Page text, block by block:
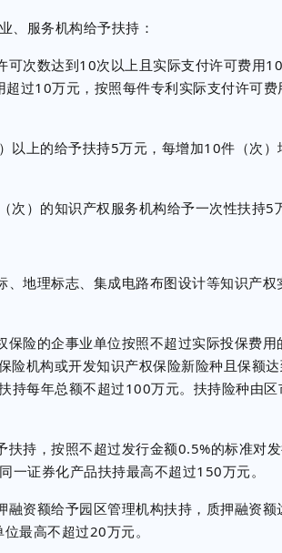
服务机构给予扶持：
可次数达到10次以上且实际支付许可费用
过10万元，按照每件专利实际支付许可费
以上的给予扶持5万元，每增加10件（次
）的知识产权服务机构给予一次性扶持5
、地理标志、集成电路布图设计等知识产权
险的企事业单位按照不超过实际投保费用
险机构或开发知识产权保险新险种且保额
持每年总额不超过100万元。扶持险种由区
持，按照不超过发行金额0.5%的标准对
证券化产品扶持最高不超过150万元。
资额给予园区管理机构扶持，质押融资额
最高不超过20万元。